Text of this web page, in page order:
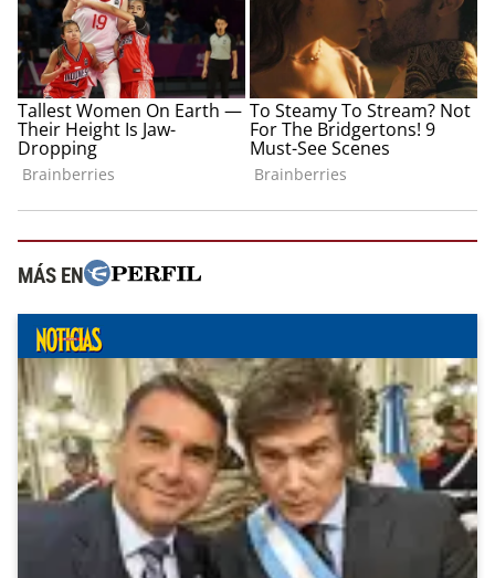
MÁS EN